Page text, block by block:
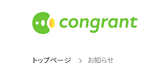
トップページ お知らせ